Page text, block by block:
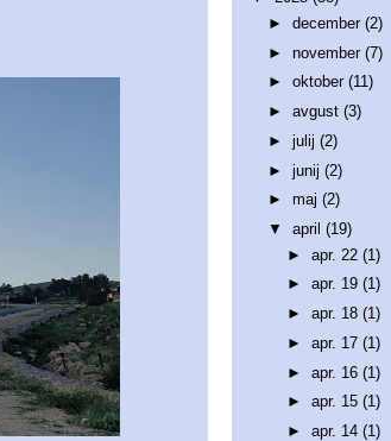
►december(2)
►november(7)
►oktober(11)
►avgust(3)
►julij(2)
►junij(2)
►maj(2)
▼april(19)
► apr. 22 (1)
► apr. 19 (1)
► apr. 18 (1)
► apr. 17 (1)
► apr. 16 (1)
► apr. 15 (1)
► apr. 14 (1)